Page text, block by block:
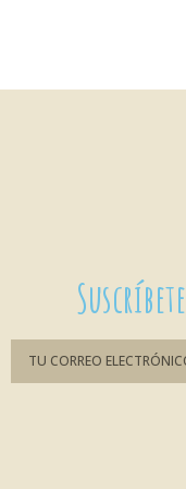
Suscríbete